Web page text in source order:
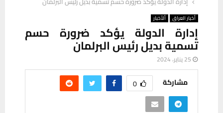
أخبار العراق ألأخبار
إدارة الدولة يؤكد ضرورة حسم
تسمية بديل رئيس البرلمان
25 يناير، 2024
مشاركة 0